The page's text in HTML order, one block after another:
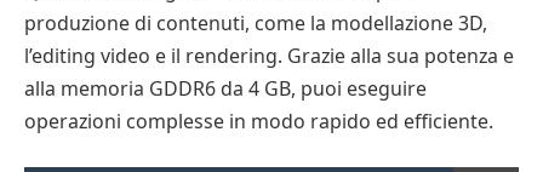
produzione di contenuti, come la modellazione 3D,
l’editing video e il rendering. Grazie alla sua potenza e
alla memoria GDDR6 da 4 GB, puoi eseguire
operazioni complesse in modo rapido ed efficiente.